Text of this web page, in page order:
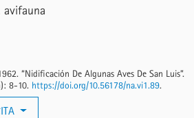
avifauna
“Nidificación De Algunas Aves De San Luis”.
8-10. https://doi.org/10.56178/na.vi1.89.